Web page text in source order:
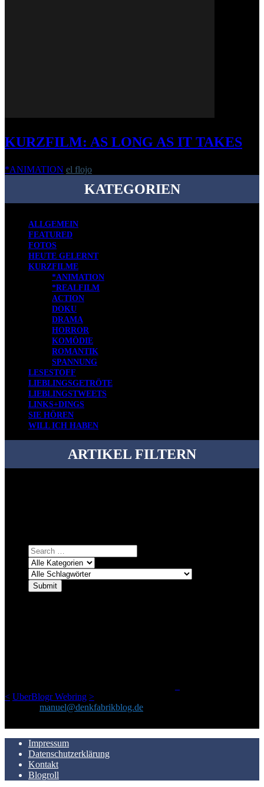
KURZFILM: AS LONG AS IT TAKES
*ANIMATION el flojo
KATEGORIEN
ALLGEMEIN
FEATURED
FOTOS
HEUTE GELERNT
KURZFILME
*ANIMATION
*REALFILM
ACTION
DOKU
DRAMA
HORROR
KOMÖDIE
ROMANTIK
SPANNUNG
LESESTOFF
LIEBLINGSGETRÖTE
LIEBLINGSTWEETS
LINKS+DINGS
SIE HÖREN
WILL ICH HABEN
ARTIKEL FILTERN
< UberBlogr Webring >
manuel@denkfabrikblog.de
Impressum
Datenschutzerklärung
Kontakt
Blogroll